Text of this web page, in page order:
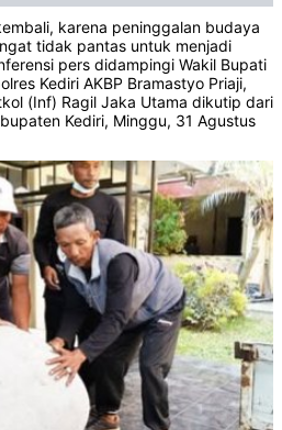
karena peninggalan budaya
tidak pantas untuk menjadi
pers didampingi Wakil Bupati
Kediri AKBP Bramastyo Priaji,
(Inf) Ragil Jaka Utama dikutip dari
Kediri, Minggu, 31 Agustus